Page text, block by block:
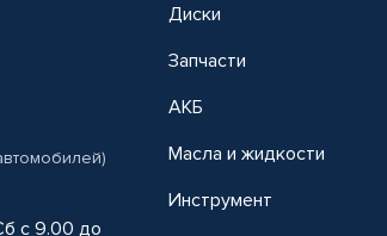
с 9.00 до
Диски
Запчасти
АКБ
Масла и жидкости
Инструмент